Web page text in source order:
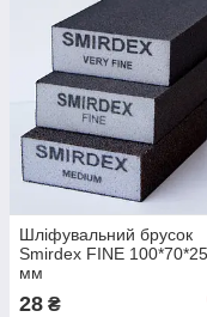
Шліфувальний брусок
Smirdex FINE 100*70*25
мм
28 ₴